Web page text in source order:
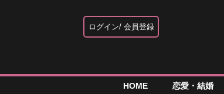
ログイン 会員登録
HOME 恋愛・結婚